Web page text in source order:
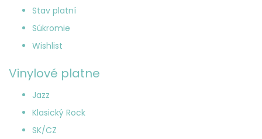
Stav platní
Súkromie
Wishlist
Vinylové platne
Jazz
Klasický Rock
SK/CZ